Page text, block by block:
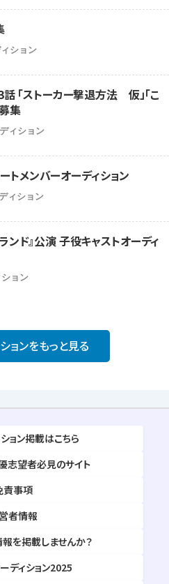
ション
「ストーカー撃退方法 仮」「こ
集
ィション
メンバーオーディション
ィション
ンド』公演 子役キャストオーディ
ョン
ョンをもっと見る
ョン掲載はこちら
志望者必見のサイト
責事項
者情報
報を掲載しませんか？
ディション2025